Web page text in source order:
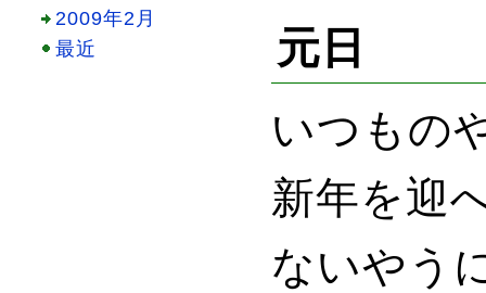
元日
いつもの
新年を迎
ないやう
2009年2月
最近